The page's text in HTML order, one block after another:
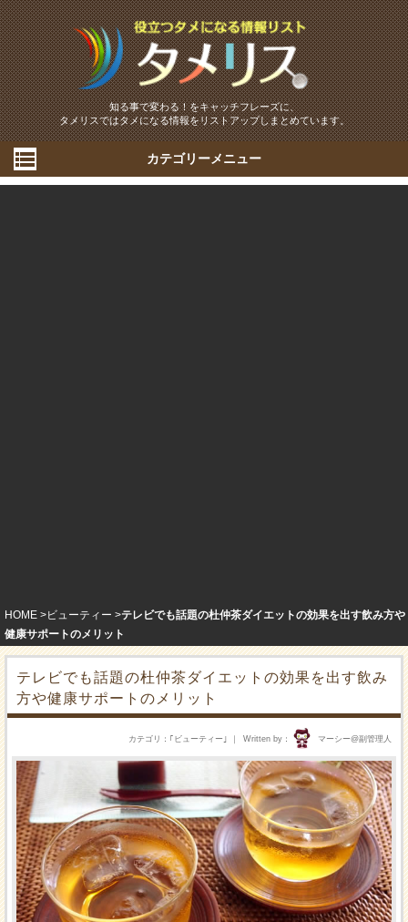
知る事で変わる！をキャッチフレーズに、
タメリスではタメになる情報をリストアップしまとめています。
カテゴリーメニュー
HOME ビューティー
テレビでも話題の杜仲茶ダイエットの効果を出す飲み方や
健康サポートのメリット
テレビでも話題の杜仲茶ダイエットの効果を出す飲み
方や健康サポートのメリット
Written by マーシー@副管理人
カテゴリ ｢ ビューティー ｣